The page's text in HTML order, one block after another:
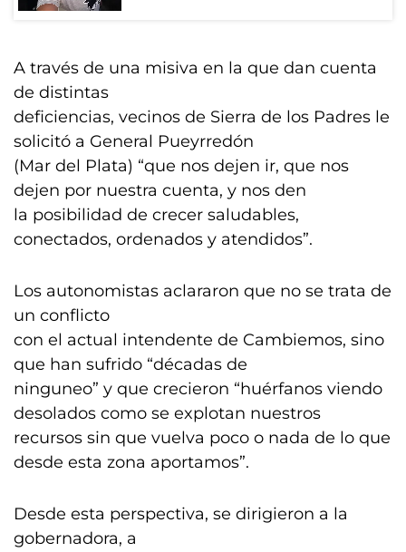
A través de una misiva en la que dan cuenta
de distintas
deficiencias, vecinos de Sierra de los Padres le
solicitó a General Pueyrredón
(Mar del Plata) “que nos dejen ir, que nos
dejen por nuestra cuenta, y nos den
la posibilidad de crecer saludables,
conectados, ordenados y atendidos”.
Los autonomistas aclararon que no se trata de
un conflicto
con el actual intendente de Cambiemos, sino
que han sufrido “décadas de
ninguneo” y que crecieron “huérfanos viendo
desolados como se explotan nuestros
recursos sin que vuelva poco o nada de lo que
desde esta zona aportamos”.
Desde esta perspectiva, se dirigieron a la
gobernadora, a